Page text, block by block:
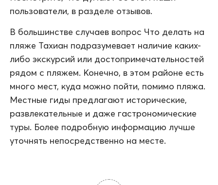
пользователи, в разделе отзывов.
В большинстве случаев вопрос Что делать на
пляже Тахиан подразумевает наличие каких-
либо экскурсий или достопримечательностей
рядом с пляжем. Конечно, в этом районе есть
много мест, куда можно пойти, помимо пляжа.
Местные гиды предлагают исторические,
развлекательные и даже гастрономические
туры. Более подробную информацию лучше
уточнять непосредственно на месте.